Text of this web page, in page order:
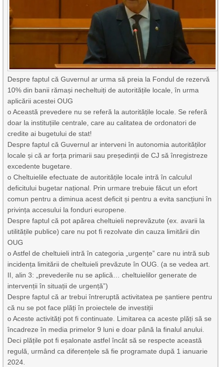
Despre faptul că Guvernul ar urma să preia la Fondul de rezervă
10% din banii rămași necheltuiți de autoritățile locale, în urma
aplicării acestei OUG
o Această prevedere nu se referă la autoritățile locale. Se referă
doar la instituțiile centrale, care au calitatea de ordonatori de
credite ai bugetului de stat!
Despre faptul că Guvernul ar interveni în autonomia autorităților
locale și că ar forța primarii sau președinții de CJ să înregistreze
excedente bugetare.
o Cheltuielile efectuate de autoritățile locale intră în calculul
deficitului bugetar național. Prin urmare trebuie făcut un efort
comun pentru a diminua acest deficit și pentru a evita sancțiuni în
privința accesului la fonduri europene.
Despre faptul că pot apărea cheltuieli neprevăzute (ex. avarii la
utilitățile publice) care nu pot fi rezolvate din cauza limitării din
OUG
o Astfel de cheltuieli intră în categoria „urgențe” care nu intră sub
incidența limitării de cheltuieli prevăzute în OUG. (a se vedea art.
II, alin 3: „prevederile nu se aplică… cheltuielilor generate de
intervenții în situații de urgență”)
Despre faptul că ar trebui întreruptă activitatea pe șantiere pentru
că nu se pot face plăți în proiectele de investiții
o Aceste activități pot fi continuate. Limitarea ca aceste plăți să se
încadreze în media primelor 9 luni e doar până la finalul anului.
Deci plățile pot fi eșalonate astfel încât să se respecte această
regulă, urmând ca diferențele să fie programate după 1 ianuarie
2024.